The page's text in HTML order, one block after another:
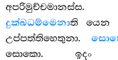
අපරිමුච්චමානස්ස.
දුක්ඛධම්මෙනාති යෙන
උප්පත්තිහෙතුනා.
සොකො. ඉදං